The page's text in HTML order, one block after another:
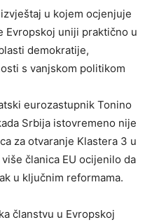
u kojem ocjenjuje
Evropskoj uniji praktično u
demokratije,
s vanjskom politikom
eurozastupnik Tonino
Srbija istovremeno nije
za otvaranje Klastera 3 u
članica EU ocijenilo da
u ključnim reformama.
članstvu u Evropskoj